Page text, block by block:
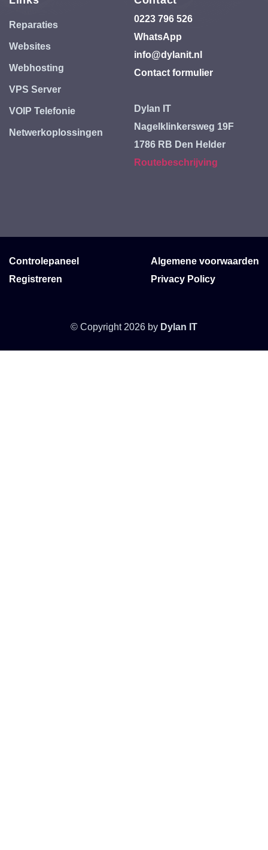
Reparaties
Websites
Webhosting
VPS Server
VOIP Telefonie
Netwerkoplossingen
0223 796 526
WhatsApp
info@dylanit.nl
Contact formulier
Dylan IT
Nagelklinkersweg 19F
1786 RB Den Helder
Routebeschrijving
Controlepaneel
Registreren
Algemene voorwaarden
Privacy Policy
© Copyright 2026 by Dylan IT